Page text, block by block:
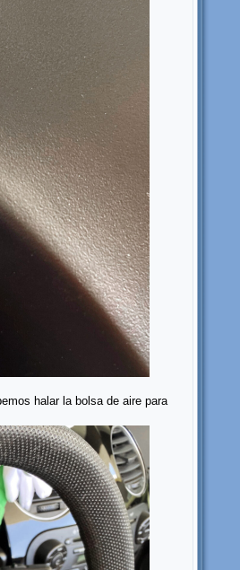
halar la bolsa de aire para